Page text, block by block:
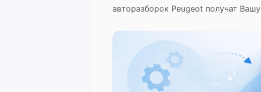
авторазборок Peugeot получат